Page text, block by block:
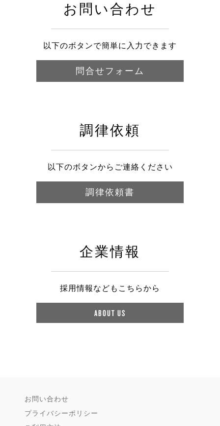
お問い合わせ
以下のボタンで簡単に入力できます
問合せフォーム
調律依頼
以下のボタンからご連絡ください
調律依頼書
企業情報
採用情報などもこちらから
ABOUT US
お問い合わせ
プライバシーポリシー